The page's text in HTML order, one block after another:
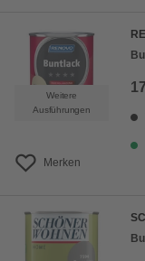
Weitere
Ausführungen
Merken